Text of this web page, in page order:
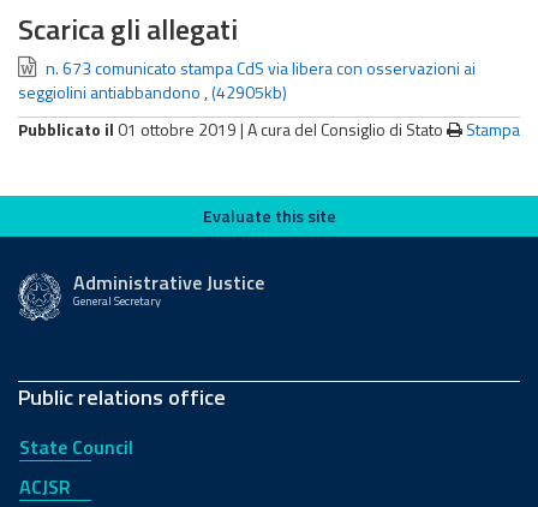
Scarica gli allegati
n. 673 comunicato stampa CdS via libera con osservazioni ai
seggiolini antiabbandono ,(42905kb)
Pubblicato il 01 ottobre 2019 |A cura del Consiglio di Stato Stampa
Evaluate this siteEvaluate this site
Administrative Justice
General Secretary
Public relations office
State Council
ACJSR